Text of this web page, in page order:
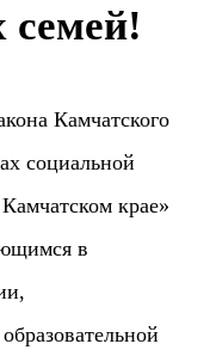
семей!
Камчатского
социальной
крае»
в